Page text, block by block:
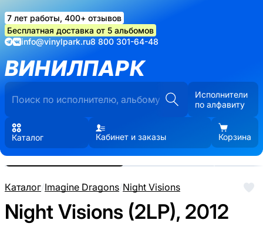
7 лет работы, 400+ отзывов
Бесплатная доставка от 5 альбомов
info@vinylpark.ru8 800 301-64-48
ВИНИЛПАРК
Исполнители
по алфавиту
Каталог Кабинет и заказы Корзина
Каталог/Imagine Dragons/Night Visions
Night Visions (2LP), 2012
Реальные фото пластинки.
Нажмите, чтобы увеличить